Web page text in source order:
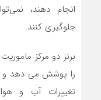
انجام دهند،
جلوگیری کنند.
برنز دو مرکز
را پوشش می دهد و
تغییرات آب و